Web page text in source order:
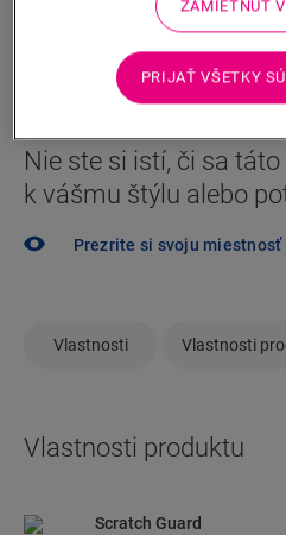
Nie ste si istí, či sa
k vášmu štýlu alebo
Prezrite si svoju miestnosť
Vlastnosti Vlastnosti
Vlastnosti produktu
Scratch Guard
ZAMIETNUŤ
PRIJAŤ VŠETKY